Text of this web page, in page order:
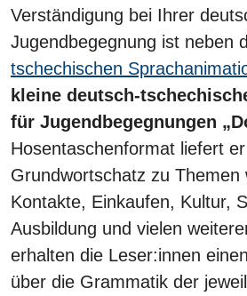
Verständigung bei Ihrer
Jugendbegegnung ist neben
tschechischen
kleine deutsch-
für Jugendbegegnungen
Hosentaschenformat liefert
Grundwortschatz zu Themen
Kontakte, Einkaufen, Kultur,
Ausbildung und vielen
erhalten die Leser:innen
über die Grammatik der